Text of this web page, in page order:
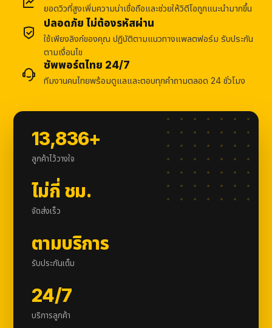
ยอดวิวที่สูงเพิ่มความน่าเชื่อถือและช่วยให้วิดีโอถูกแนะนำมากขึ้น
ปลอดภัย ไม่ต้องรหัสผ่าน
ใช้เพียงลิงก์ของคุณ ปฏิบัติตามแนวทางแพลตฟอร์ม รับประกัน
ตามเงื่อนไข
ซัพพอร์ตไทย 24/7
ทีมงานคนไทยพร้อมดูแลและตอบทุกคำถามตลอด 24 ชั่วโมง
13,836+
ลูกค้าไว้วางใจ
ไม่กี่ ชม.
จัดส่งเร็ว
ตามบริการ
รับประกันเต็ม
24/7
บริการลูกค้า